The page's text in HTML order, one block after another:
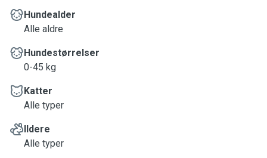
Hundealder
Alle aldre
Hundestørrelser
0-45 kg
Katter
Alle typer
Ildere
Alle typer